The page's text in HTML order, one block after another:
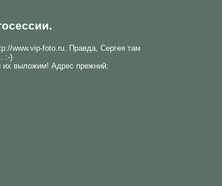
www.vip-foto.ru. Правда, Сергея там
:-)
их выложим! Адрес прежний: